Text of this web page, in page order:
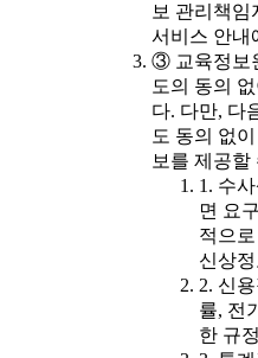
보 관리책
서비스 안내
③ 교육정보
도의 동의
다. 다만, 다
도 동의 없
보를 제공할
1. 수
면 요
적으
신상
2. 신
률, 전
한 규